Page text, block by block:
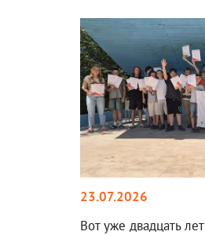
23.07.2026
Вот уже двадцать